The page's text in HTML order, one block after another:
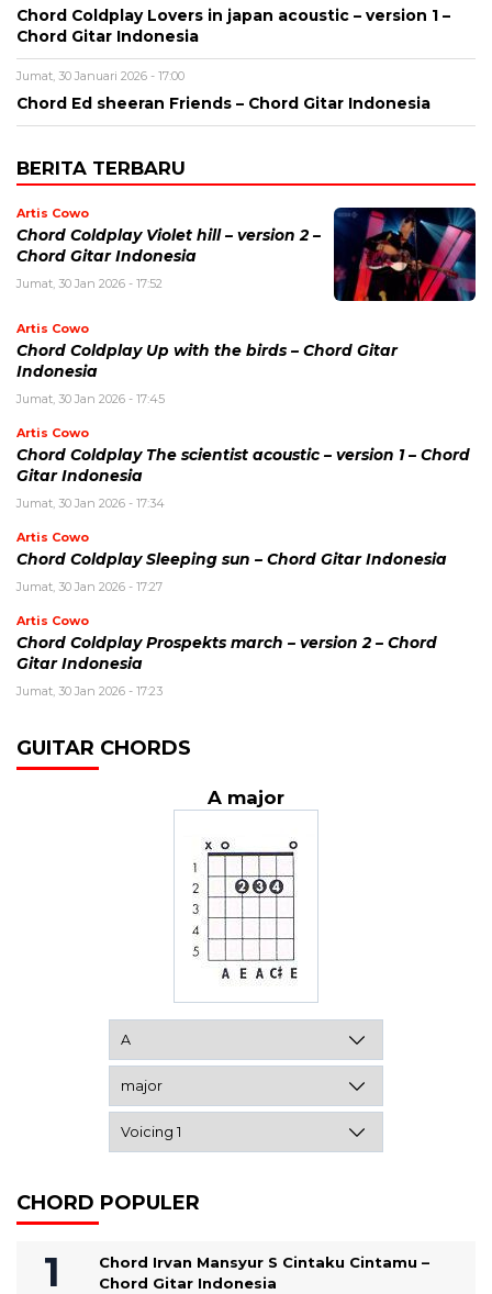
Chord Coldplay Lovers in japan acoustic – version 1 –
Chord Gitar Indonesia
Jumat, 30 Januari 2026 - 17:00
Chord Ed sheeran Friends – Chord Gitar Indonesia
BERITA TERBARU
Artis Cowo
Chord Coldplay Violet hill – version 2 –
Chord Gitar Indonesia
Jumat, 30 Jan 2026 - 17:52
Artis Cowo
Chord Coldplay Up with the birds – Chord Gitar
Indonesia
Jumat, 30 Jan 2026 - 17:45
Artis Cowo
Chord Coldplay The scientist acoustic – version 1 – Chord
Gitar Indonesia
Jumat, 30 Jan 2026 - 17:34
Artis Cowo
Chord Coldplay Sleeping sun – Chord Gitar Indonesia
Jumat, 30 Jan 2026 - 17:27
Artis Cowo
Chord Coldplay Prospekts march – version 2 – Chord
Gitar Indonesia
Jumat, 30 Jan 2026 - 17:23
GUITAR CHORDS
A major
CHORD POPULER
Chord Irvan Mansyur S Cintaku Cintamu –
Chord Gitar Indonesia